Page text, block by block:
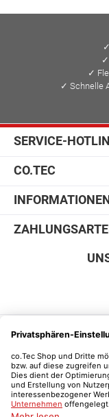
✓
✓ Schnelle
SERVICE-
CO.TEC